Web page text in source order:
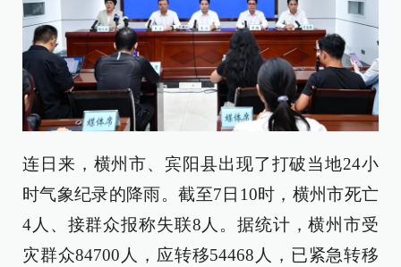
连日来，横州市、宾阳县出现了打破当地24小
时气象纪录的降雨。截至7日10时，横州市死亡
4人、接群众报称失联8人。据统计，横州市受
灾群众84700人，应转移54468人，已紧急转移